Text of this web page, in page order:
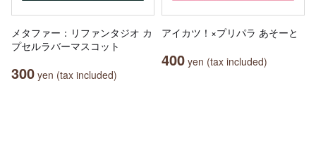
メタファー：リファンタジオ カ
プセルラバーマスコット
300 yen (tax included)
アイカツ！×プリパラ あそーと
400 yen (tax included)